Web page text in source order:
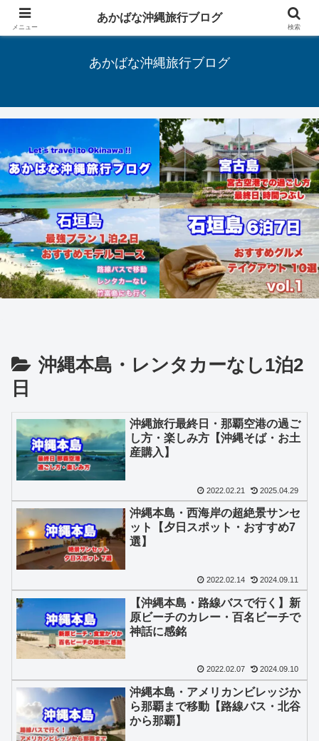
Let's travel to Okinawa !!
あかばな沖縄旅行ブログ
沖縄本島・レンタカーなし1泊2
日
沖縄旅行最終日・那覇空港の過ご
し方・楽しみ方【沖縄そば・お土
産購入】
2022.02.21 2025.04.29
沖縄本島・西海岸の超絶景サンセ
ット【夕日スポット・おすすめ7
選】
2022.02.14 2024.09.11
【沖縄本島・路線バスで行く】新
原ビーチのカレー・百名ビーチで
神話に感銘
2022.02.07 2024.09.10
沖縄本島・アメリカンビレッジか
ら那覇まで移動【路線バス・北谷
から那覇】
メニュー
あかばな沖縄旅行ブログ
検索